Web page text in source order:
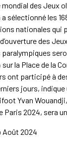
des Jeux
sélectionné les
nationales qui
des
la Place de la
ont participé à
jours, indique
Yvan
Paris 2024, sera
2024